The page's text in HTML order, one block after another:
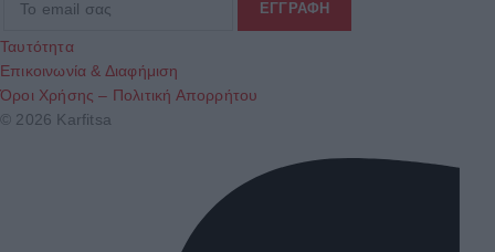
Ταυτότητα
Επικοινωνία & Διαφήμιση
Όροι Χρήσης – Πολιτική Απορρήτου
© 2026 Karfitsa